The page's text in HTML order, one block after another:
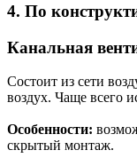
4. По
Канальная
Состоит из сети
воздух. Чаще всего
Особенности:
скрытый монтаж.